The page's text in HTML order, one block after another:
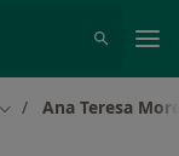
Mudar de cidade
Ana Teresa